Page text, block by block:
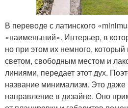
В переводе с латинского
«наименьший». Интерьер, в
но при этом их немного,
светом, свободным местом и
линиями, передает этот дух.
название минимализм. Это даже
направление в дизайне. Оно